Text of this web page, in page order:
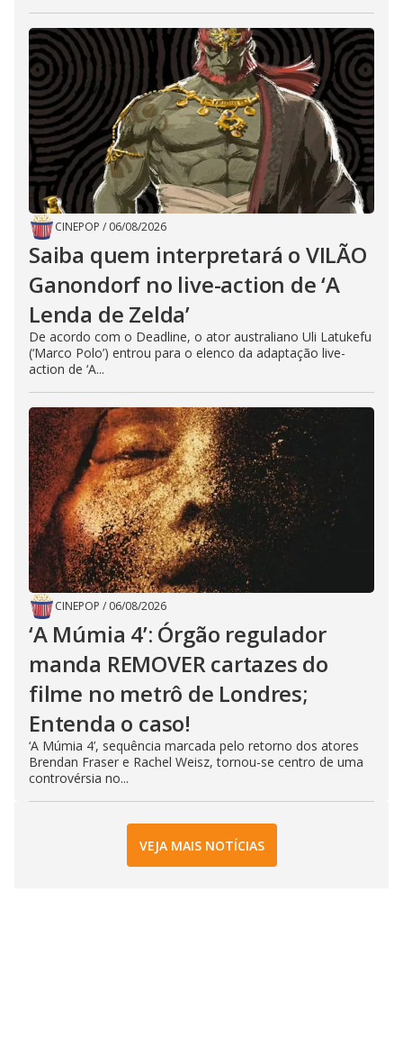
CINEPOP / 06/08/2026
Saiba quem interpretará o VILÃO
Ganondorf no live-action de ‘A
Lenda de Zelda’
De acordo com o Deadline, o ator australiano Uli Latukefu
(‘Marco Polo’) entrou para o elenco da adaptação live-
action de ‘A...
CINEPOP / 06/08/2026
‘A Múmia 4’: Órgão regulador
manda REMOVER cartazes do
filme no metrô de Londres;
Entenda o caso!
‘A Múmia 4’, sequência marcada pelo retorno dos atores
Brendan Fraser e Rachel Weisz, tornou-se centro de uma
controvérsia no...
VEJA MAIS NOTÍCIAS